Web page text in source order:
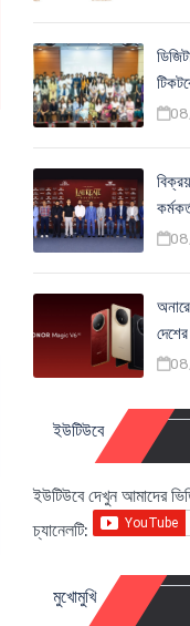
ইউটিউবে
ইউটিউবে দেখুন আমাদের
চ্যানেলটি:
মুখোমুখি